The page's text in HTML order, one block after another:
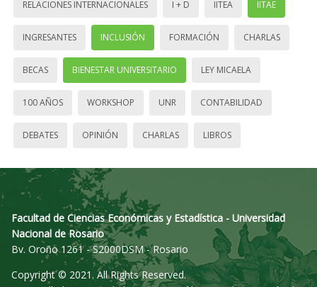
RELACIONES INTERNACIONALES I + D IITEA IITAE
INGRESANTES INCLUSIÓN FORMACIÓN CHARLAS
BECAS BIENESTAR UNIVERSITARIO LEY MICAELA
100 AÑOS WORKSHOP UNR CONTABILIDAD
DEBATES OPINIÓN CHARLAS LIBROS
Facultad de Ciencias Económicas y Estadística - Universidad
Nacional de Rosario
Bv. Oroño 1261 - S2000DSM - Rosario
Copyright © 2021. All Rights Reserved.